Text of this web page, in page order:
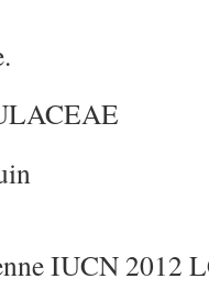
IUCN 2012